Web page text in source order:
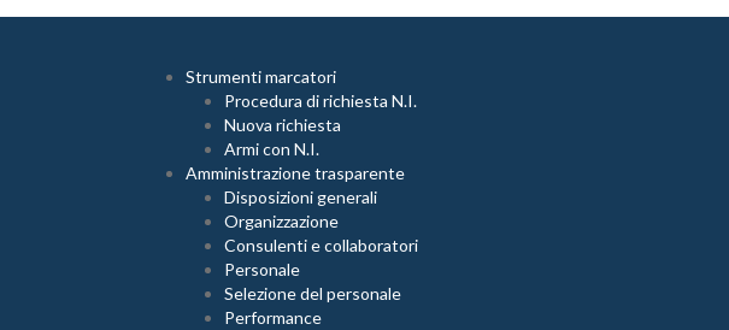
Strumenti marcatori
Procedura di richiesta N.I.
Nuova richiesta
Armi con N.I.
Amministrazione trasparente
Disposizioni generali
Organizzazione
Consulenti e collaboratori
Personale
Selezione del personale
Performance